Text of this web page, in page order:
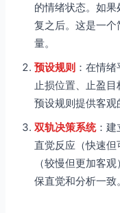
的情绪状态。如
复之后。这是一
量。
预设规则 ：在情
止损位置、止盈
预设规则提供客观
双轨决策系统：建
直觉反应（快速
（较慢但更加客
保直觉和分析一致。